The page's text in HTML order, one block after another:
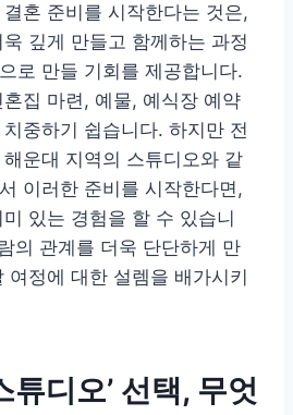
혼 준비를 시작한다는 것은,
깊게 만들고 함께하는 과정
로 만들 기회를 제공합니다.
집 마련, 예물, 예식장 예약
중하기 쉽습니다. 하지만 전
운대 지역의 스튜디오와 같
이러한 준비를 시작한다면,
있는 경험을 할 수 있습니
의 관계를 더욱 단단하게 만
여정에 대한 설렘을 배가시키
튜디오’ 선택, 무엇